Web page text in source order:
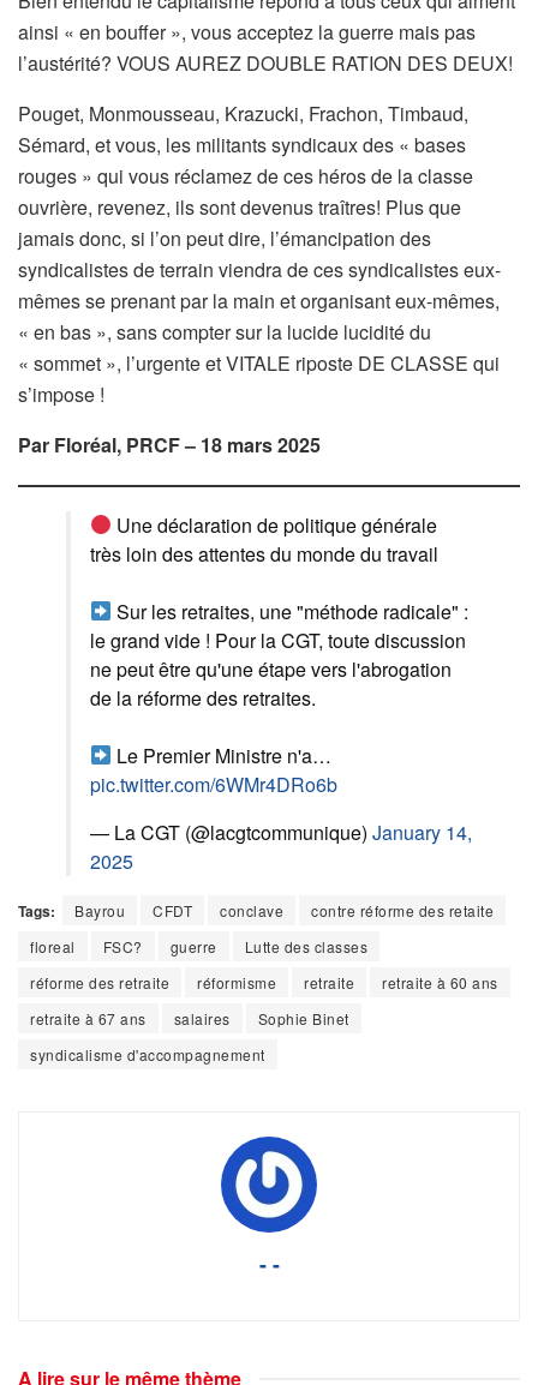
ainsi « en bouffer », vous acceptez la guerre mais pas
l’austérité? VOUS AUREZ DOUBLE RATION DES DEUX!
Pouget, Monmousseau, Krazucki, Frachon, Timbaud,
Sémard, et vous, les militants syndicaux des « bases
rouges » qui vous réclamez de ces héros de la classe
ouvrière, revenez, ils sont devenus traîtres! Plus que
jamais donc, si l’on peut dire, l’émancipation des
syndicalistes de terrain viendra de ces syndicalistes eux-
mêmes se prenant par la main et organisant eux-mêmes,
« en bas », sans compter sur la lucide lucidité du
« sommet », l’urgente et VITALE riposte DE CLASSE qui
s’impose !
Par Floréal, PRCF – 18 mars 2025
Une déclaration de politique générale
très loin des attentes du monde du travail
Sur les retraites, une "méthode radicale" :
le grand vide ! Pour la CGT, toute discussion
ne peut être qu'une étape vers l'abrogation
de la réforme des retraites.
Le Premier Ministre n'a…
pic.twitter.com/6WMr4DRo6b
— La CGT (@lacgtcommunique) January 14,
2025
Tags: Bayrou CFDT conclave
contre réforme des retaite
floreal
FSC? guerre
Lutte des classes
réforme des retraite
réformisme retraite
retraite à 60 ans
retraite à 67 ans
salaires
Sophie Binet
syndicalisme d'accompagnement
- -
A lire sur le même thème